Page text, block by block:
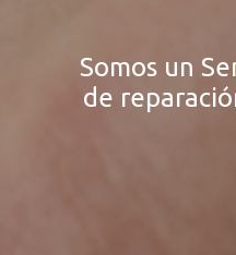
Somos un
de